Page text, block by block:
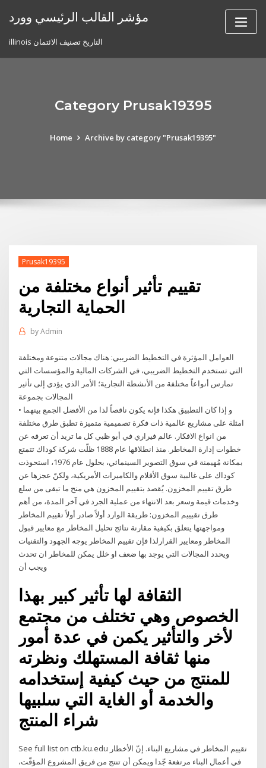
مؤشر القالب الرئيسي وورد
illinois التاريخ تصنيف الائتمان
Category Prusak19395
Home Archive by category "Prusak19395"
Prusak19395
تقييم تأثير أنواع مختلفة من
الحماية التجارية
byAdmin
العوامل المؤثرة في التخطيط الضريبي: هناك مجالات متنوعة ومختلفة
التي تستخدم التخطيط الضريبي، في الشركات المالية والمؤسسات التي
تمارس أنواعاً مختلفة من الأنشطة التجارية؛ الأمر الذي يؤدي إلى تأثير
المجالات بجموعة
و إذا كان التطبيق هكذا فإنه يكون ناقصاً لذا من الأفضل الجمع بينهما •
امثلة على مشاريع عالمية ذات فكرة تصميمية متميزة تطبق طرق مختلفة
من انواع الافكار. عالم فيراري في أبو ظبي كل ما تريد أن تعرفه عن
خطوات إدارة المخاطر. منذ انطلاقها عام 1888 ظلّت شركة كوداك تتمتع
بمكانة مُهيمنة في سوق التصوير السينمائي، بحلول عام 1976، استحوذت
كوداك على غالبية سوق الأفلام والكاميرات الأمريكية، ولكنّ عجزها عن
طرق تقييم المخزون. يُقصد بتقييم المخزون هي منح ما تبقى من سلع
وخدمات قيمة وسعر بعد الانتهاء من عملية الجرد في آخر المدة، من أهم
طرق تقيييم المخزون: طريقة الوارد أولاً صادر أولاً تقييم المخاطر
ومواجهتها يتعلق بكيفية مقارنة نتائج تحليل المخاطر مع معايير قبول
المخاطر ومعايير القرارلذا فإن تقييم المخاطر يوجه الجهود والتقنيات
ويحدد المجالات التي يوجد بها ضعف او خلل يمكن للمخاطر ان تحدث
ويجب أن
الثقافة لها تأثير كبير بهذا
الخصوص وهي تختلف من مجتمع
لأخر والتأثير يكمن في عدة أمور
منها ثقافة المستهلك ونظرته
للمنتج من حيث كيفية إستخدامه
والخدمة أو الغاية التي سلبيها
شراء المنتج
See full list on ctb.ku.edu تقييم المخاطر في مشاريع البناء. إنّ الأخطار
في أعمال البناء مرتفعة جّدا ويمكن أن تنتج من فريق المشروع المؤقّت،